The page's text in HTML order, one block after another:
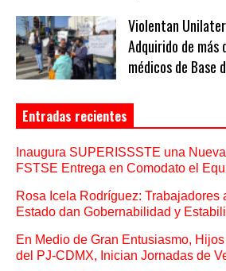
Violentan
Adquirido de más
médicos de Base
Entradas recientes
Inaugura SUPERISSSTE una
FSTSE Entrega en Comodato el
Rosa Icela Rodríguez: Trabajadores
Estado dan Gobernabilidad y
En Medio de Gran Entusiasmo,
del PJ-CDMX, Inician Jornadas de